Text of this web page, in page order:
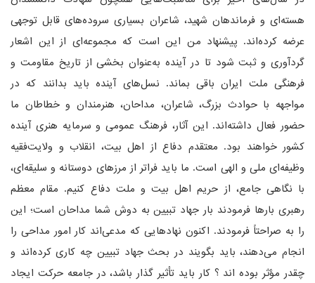
هسته‌ای و فرماندهان شهید، شاعران بسیاری سروده‌های قابل توجهی
عرضه کرده‌اند. پیشنهاد من این است که مجموعه‌ای از این اشعار
گردآوری و ثبت شود تا در آینده به‌عنوان بخشی از تاریخ مقاومت و
فرهنگی ملت ایران باقی بماند. نسل‌های آینده باید بدانند که در
مواجهه با حوادث بزرگ، شاعران، مداحان، هنرمندان و خطاطان ما
حضور فعال داشته‌اند. این آثار، فرهنگ عمومی و سرمایه هنری آینده
کشور خواهند بود. معتقدم دفاع از اهل بیت، انقلاب و ولایت‌فقیه
وظیفه‌ای ملی و الهی است. ما باید فراتر از مرزهای دوستانه و سلیقه‌ای،
با نگاهی جامع، از حریم اهل بیت و ملت دفاع کنیم. مقام معظم
رهبری بارها فرمودند بار جهاد تبیین به دوش شما مداحان است؛ این
را به صراحتاً فرمودند. اکنون نهادهایی که مدعی‌اند کار امور مداحی را
انجام می‌دهند، باید بگویند در بحث جهاد تبیین چه کاری کرده‌اند و
چقدر مؤثر بوده اند ؟ کار باید تأثیر گذار باشد، در جامعه حرکت ایجاد